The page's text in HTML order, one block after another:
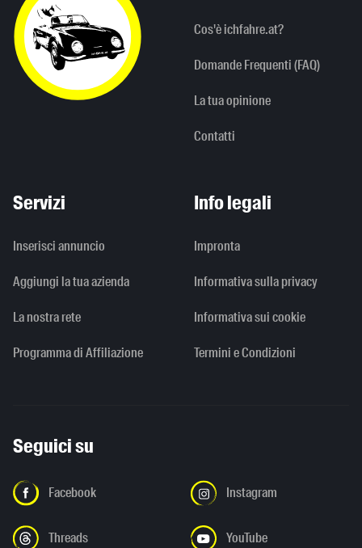
Cos'è ichfahre.at?
Domande Frequenti (FAQ)
La tua opinione
Contatti
Servizi
Inserisci annuncio
Aggiungi la tua azienda
La nostra rete
Programma di Affiliazione
Info legali
Impronta
Informativa sulla privacy
Informativa sui cookie
Termini e Condizioni
Seguici su
Facebook Instagram
Threads YouTube